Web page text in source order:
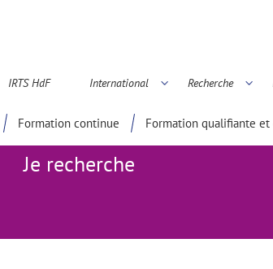
IRTS HdF International Recherche
Formation continue Formation qualifiante
Je recherche